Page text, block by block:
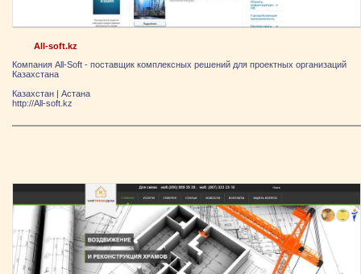
All-soft.kz
Компания All-Soft - поставщик комплексных решений для проектных организаций
Казахстана
Казахстан | Астана
http://All-soft.kz